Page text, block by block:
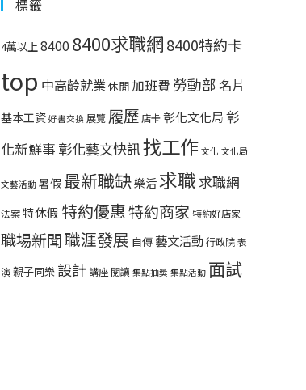
標籤
4萬以上8400 8400求職網8400特約卡
top 中高齡就業休閒加班費 勞動部 名片
基本工資 好書交換 展覽 履歷店卡彰化文化局彰
化新鮮事 彰化藝文快訊找工作 文化 文化局
文藝活動 暑假 最新職缺樂活求職 求職網
法案特休假 特約優惠特約商家 特約好店家
職場新聞職涯發展 自傳 藝文活動行政院表
演親子同樂 設計 講座閱讀 集點抽獎 集點活動 面試